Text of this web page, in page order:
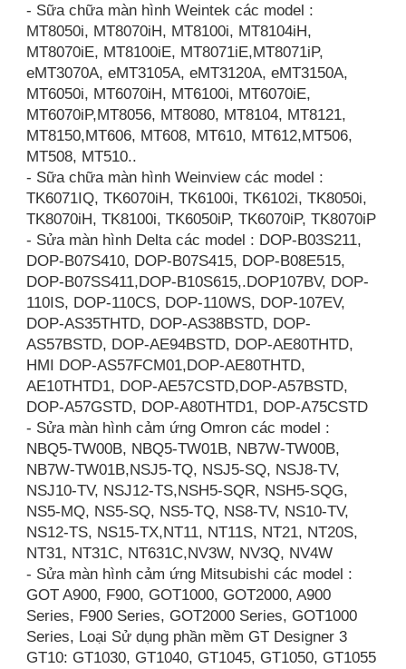
- Sữa chữa màn hình Weintek các model :
MT8050i, MT8070iH, MT8100i, MT8104iH,
MT8070iE, MT8100iE, MT8071iE,MT8071iP,
eMT3070A, eMT3105A, eMT3120A, eMT3150A,
MT6050i, MT6070iH, MT6100i, MT6070iE,
MT6070iP,MT8056, MT8080, MT8104, MT8121,
MT8150,MT606, MT608, MT610, MT612,MT506,
MT508, MT510..
- Sữa chữa màn hình Weinview các model :
TK6071IQ, TK6070iH, TK6100i, TK6102i, TK8050i,
TK8070iH, TK8100i, TK6050iP, TK6070iP, TK8070iP
- Sửa màn hình Delta các model : DOP-B03S211,
DOP-B07S410, DOP-B07S415, DOP-B08E515,
DOP-B07SS411,DOP-B10S615,.DOP107BV, DOP-
110IS, DOP-110CS, DOP-110WS, DOP-107EV,
DOP-AS35THTD, DOP-AS38BSTD, DOP-
AS57BSTD, DOP-AE94BSTD, DOP-AE80THTD,
HMI DOP-AS57FCM01,DOP-AE80THTD,
AE10THTD1, DOP-AE57CSTD,DOP-A57BSTD,
DOP-A57GSTD, DOP-A80THTD1, DOP-A75CSTD
- Sửa màn hình cảm ứng Omron các model :
NBQ5-TW00B, NBQ5-TW01B, NB7W-TW00B,
NB7W-TW01B,NSJ5-TQ, NSJ5-SQ, NSJ8-TV,
NSJ10-TV, NSJ12-TS,NSH5-SQR, NSH5-SQG,
NS5-MQ, NS5-SQ, NS5-TQ, NS8-TV, NS10-TV,
NS12-TS, NS15-TX,NT11, NT11S, NT21, NT20S,
NT31, NT31C, NT631C,NV3W, NV3Q, NV4W
- Sửa màn hình cảm ứng Mitsubishi các model :
GOT A900, F900, GOT1000, GOT2000, A900
Series, F900 Series, GOT2000 Series, GOT1000
Series, Loại Sử dụng phần mềm GT Designer 3
GT10: GT1030, GT1040, GT1045, GT1050, GT1055